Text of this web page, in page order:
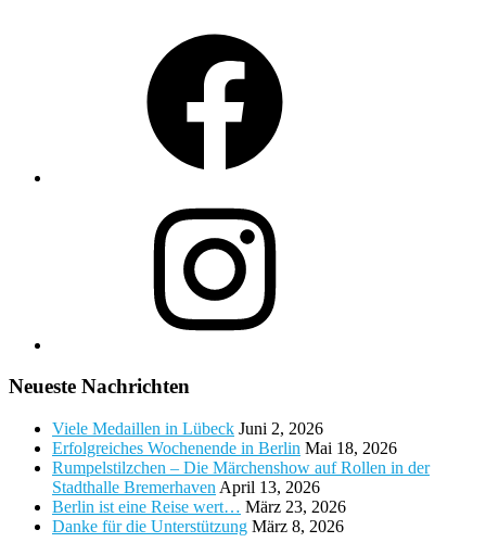
Neueste Nachrichten
Viele Medaillen in Lübeck Juni 2, 2026
Erfolgreiches Wochenende in Berlin Mai 18, 2026
Rumpelstilzchen – Die Märchenshow auf Rollen in der
Stadthalle Bremerhaven April 13, 2026
Berlin ist eine Reise wert… März 23, 2026
Danke für die Unterstützung März 8, 2026